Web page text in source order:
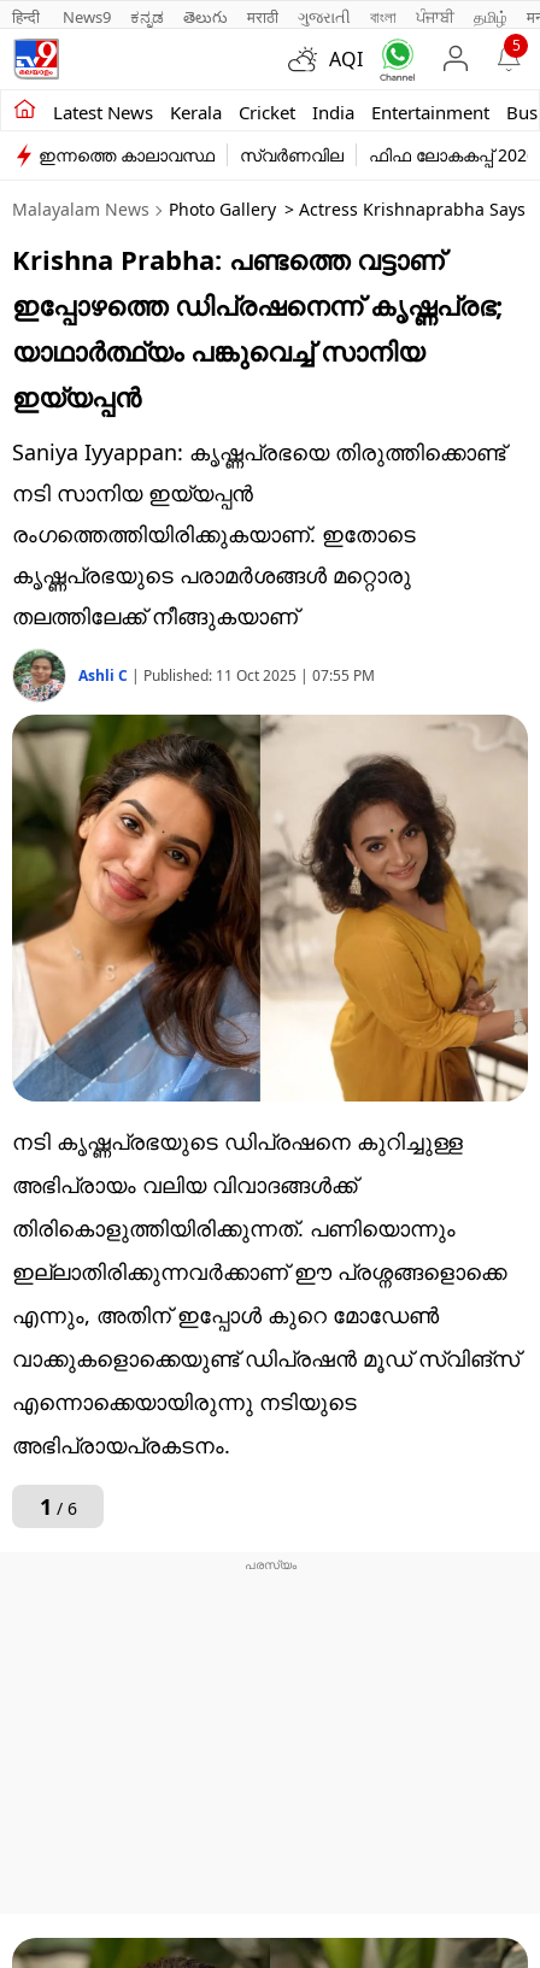
हिन्दी News9 ಕನ್ನಡ తెలుగు मराठी ગુજરાતી বাংলা ਪੰਜਾਬੀ தமிழ்
AQI
5
Latest News Kerala Cricket India Entertainment
Kerala
India
Entertainment
Business
Education
Sports
Lifestyle
world
Technology
Religion
Web Story
Photo
Short Videos
ഇന്നത്തെ കാലാവസ്ഥ സ്വർണവില ഫിഫ ലോകകപ്പ് 2026
Malayalam News Photo Gallery > Actress Krishnaprabha Says
Krishna Prabha: പണ്ടത്തെ വട്ടാണ്
ഇപ്പോഴത്തെ ഡിപ്രഷനെന്ന് കൃഷ്ണപ്രഭ;
യാഥാർത്ഥ്യം പങ്കുവെച്ച് സാനിയ
ഇയ്യപ്പൻ
Saniya Iyyappan: കൃഷ്ണപ്രഭയെ തിരുത്തിക്കൊണ്ട്
നടി സാനിയ ഇയ്യപ്പൻ
രംഗത്തെത്തിയിരിക്കുകയാണ്. ഇതോടെ
കൃഷ്ണപ്രഭയുടെ പരാമർശങ്ങൾ മറ്റൊരു
തലത്തിലേക്ക് നീങ്ങുകയാണ്
Ashli C | Published: 11 Oct 2025 | 07:55 PM
നടി കൃഷ്ണപ്രഭയുടെ ഡിപ്രഷനെ കുറിച്ചുള്ള
അഭിപ്രായം വലിയ വിവാദങ്ങൾക്ക്
തിരികൊളുത്തിയിരിക്കുന്നത്. പണിയൊന്നും
ഇല്ലാതിരിക്കുന്നവർക്കാണ് ഈ പ്രശ്നങ്ങളൊക്കെ
എന്നും, അതിന് ഇപ്പോൾ കുറെ മോഡേൺ
വാക്കുകളൊക്കെയുണ്ട് ഡിപ്രഷൻ മൂഡ് സ്വിങ്സ്
എന്നൊക്കെയായിരുന്നു നടിയുടെ
അഭിപ്രായപ്രകടനം.
1 / 6